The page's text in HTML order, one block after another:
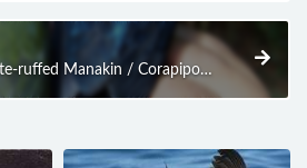
ruffed Manakin / Corapipo